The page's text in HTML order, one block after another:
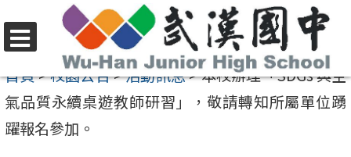
至
要
內
選
單
首頁>校園公告>活動訊息>本校辦理「SDGs 與空
氣品質永續桌遊教師研習」，敬請轉知所屬單位踴
躍報名參加。